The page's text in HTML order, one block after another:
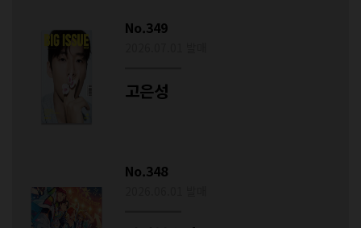
No.349
고은성
No.348